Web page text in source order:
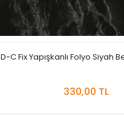
D-C Fix Yapışkanlı Folyo Siyah
330,00 TL